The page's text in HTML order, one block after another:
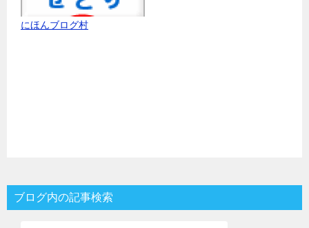
にほんブログ村
ブログ内の記事検索